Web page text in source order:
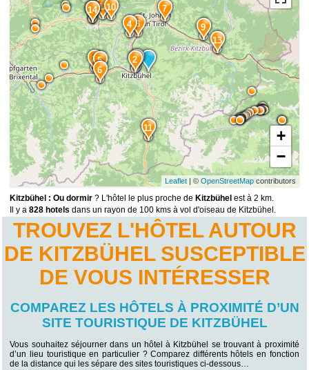
15
14
13
12
11
10
9
8
7
6
5
4 3
21
+
−
Leaflet| © OpenStreetMapcontributors
Kitzbühel : Ou dormir ? L'hôtel le plus proche de Kitzbühel est à 2 km.
Il y a828 hotels dans un rayon de 100 kms à vol d'oiseau de Kitzbühel.
TROUVEZ L'HÔTEL AUTOUR
DE KITZBÜHEL SUSCEPTIBLE
DE VOUS INTÉRESSER
COMPAREZ LES HÔTELS À PROXIMITÉ D’UN
SITE TOURISTIQUE DE KITZBÜHEL
Vous souhaitez séjourner dans un hôtel à Kitzbühel se trouvant à proximité
d’un lieu touristique en particulier ? Comparez différents hôtels en fonction
de la distance qui les sépare des sites touristiques ci-dessous…